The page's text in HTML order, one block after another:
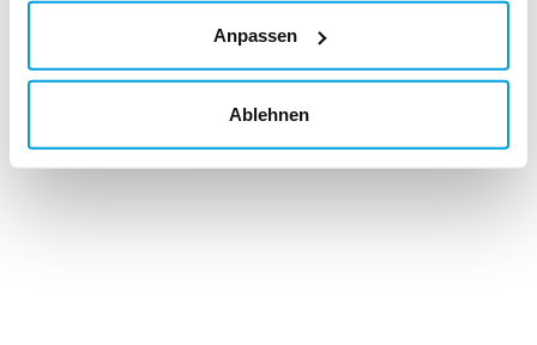
Anpassen
Ablehnen